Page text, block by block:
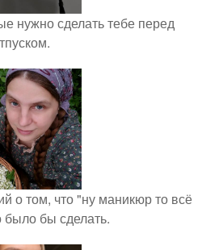
нужно сделать тебе перед
о том, что "ну маникюр то всё
было бы сделать.